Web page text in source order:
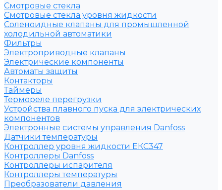
Смотровые стекла
Смотровые стекла уровня жидкости
Соленоидные клапаны для промышленной
холодильной автоматики
Фильтры
Электроприводные клапаны
Электрические компоненты
Автоматы защиты
Контакторы
Таймеры
Термореле перегрузки
Устройства плавного пуска для электрических
компонентов
Электронные системы управления Danfoss
Датчики температуры
Контроллер уровня жидкости ЕКС347
Контроллеры Danfoss
Контроллеры испарителя
Контроллеры температуры
Преобразователи давления